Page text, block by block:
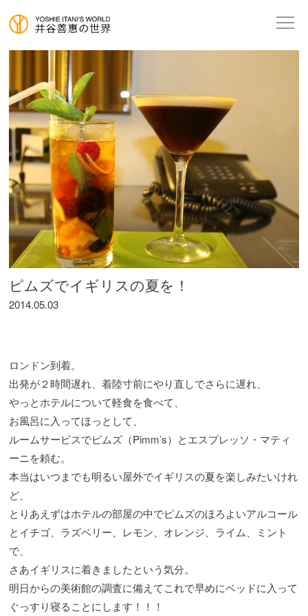
ピムズでイギリスの夏を！
2014.05.03
ロンドン到着。
出発が２時間遅れ、着陸寸前にやり直しでさらに遅れ、
やっとホテルについて軽食を食べて、
お風呂に入ってほっとして、
ルームサービスでピムズ（Pimm’s）とエスプレッソ・マティ
ーニを頼む。
本当はいつまでも明るい屋外でイギリスの夏を楽しみたいけれ
ど、
とりあえずはホテルの部屋の中でピムズのほろよいアルコール
とイチゴ、ラズベリー、レモン、オレンジ、ライム、ミント
で、
さあイギリスに着きましたという気分。
明日からの美術館の調査に備えてこれで早めにベッドに入って
ぐっすり寝ることにします！！！